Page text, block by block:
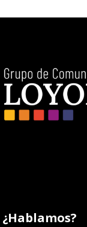
¿Hablamos?